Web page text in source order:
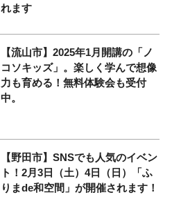
れます
【流山市】2025年1月開講の「ノ
コソキッズ」。楽しく学んで想像
力も育める！無料体験会も受付
中。
【野田市】SNSでも人気のイベン
ト！2月3日（土）4日（日）「ふ
りまde和空間」が開催されます！